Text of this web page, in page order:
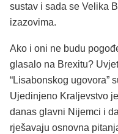
sustav i sada se Velika
izazovima.
Ako i oni ne budu
glasalo na Brexitu?
“Lisabonskog ugovora”
Ujedinjeno Kraljevstvo
danas glavni Nijemci i
rješavaju osnovna